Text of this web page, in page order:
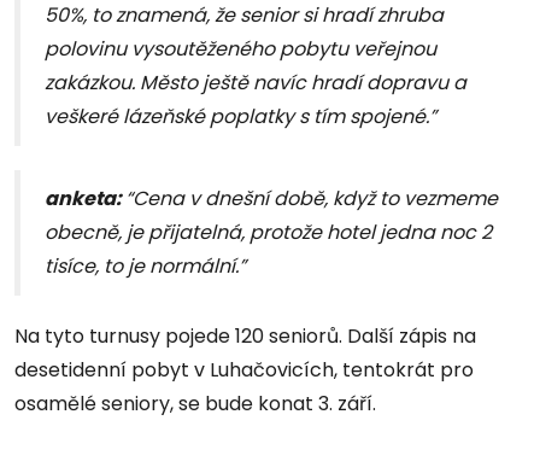
50%, to znamená, že senior si hradí zhruba
polovinu vysoutěženého pobytu veřejnou
zakázkou. Město ještě navíc hradí dopravu a
veškeré lázeňské poplatky s tím spojené.”
anketa:“Cena v dnešní době, když to vezmeme
obecně, je přijatelná, protože hotel jedna noc 2
tisíce, to je normální.”
Na tyto turnusy pojede 120 seniorů. Další zápis na
desetidenní pobyt v Luhačovicích, tentokrát pro
osamělé seniory, se bude konat 3. září.